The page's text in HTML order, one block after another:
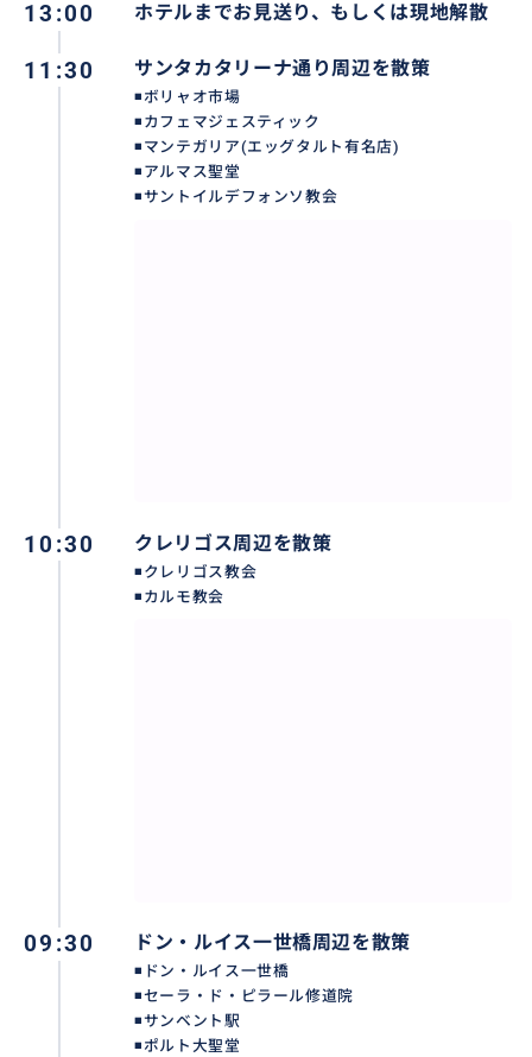
13:00 ホテルまでお見送り、もしくは現地解散
11:30 サンタカタリーナ通り周辺を散策
◾️ボリャオ市場
◾️カフェマジェスティック
◾️マンテガリア(エッグタルト有名店)
◾️アルマス聖堂
◾️サントイルデフォンソ教会
10:30 クレリゴス周辺を散策
◾️クレリゴス教会
◾️カルモ教会
09:30 ドン・ルイス一世橋周辺を散策
◾️ドン・ルイス一世橋
◾️セーラ・ド・ピラール修道院
◾️サンベント駅
◾️ポルト大聖堂